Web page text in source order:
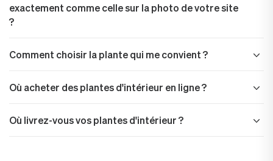
exactement comme celle sur la photo de votre site
?
Comment choisir la plante qui me convient ?
Où acheter des plantes d'intérieur en ligne ?
Où livrez-vous vos plantes d'intérieur ?